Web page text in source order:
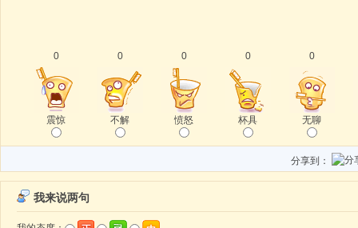
0
震惊
0
不解
0
愤怒
0
杯具
0
无聊
分享到：